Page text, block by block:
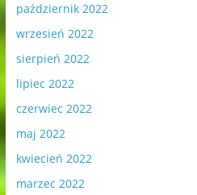
październik 2022
wrzesień 2022
sierpień 2022
lipiec 2022
czerwiec 2022
maj 2022
kwiecień 2022
marzec 2022